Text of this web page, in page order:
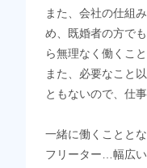
また、会社の仕組
め、既婚者の方で
ら無理なく働くこ
また、必要なこと
ともないので、仕
一緒に働くことと
フリーター…幅広